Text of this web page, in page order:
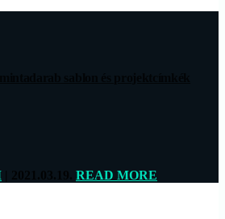
READ MORE